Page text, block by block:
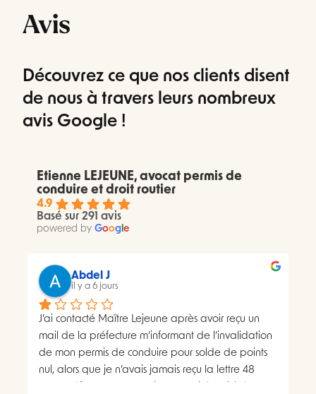
Avis
Découvrez ce que nos clients disent
de nous à travers leurs nombreux
avis Google !
Etienne LEJEUNE, avocat permis de
conduire et droit routier
4.9
Basé sur 291 avis
powered by Goog e
Abdel J
il y a 6 jours
J’ai contacté Maître Lejeune après avoir reçu un
mail de la préfecture m’informant de l’invalidation
de mon permis de conduire pour solde de points
nul, alors que je n’avais jamais reçu la lettre 48